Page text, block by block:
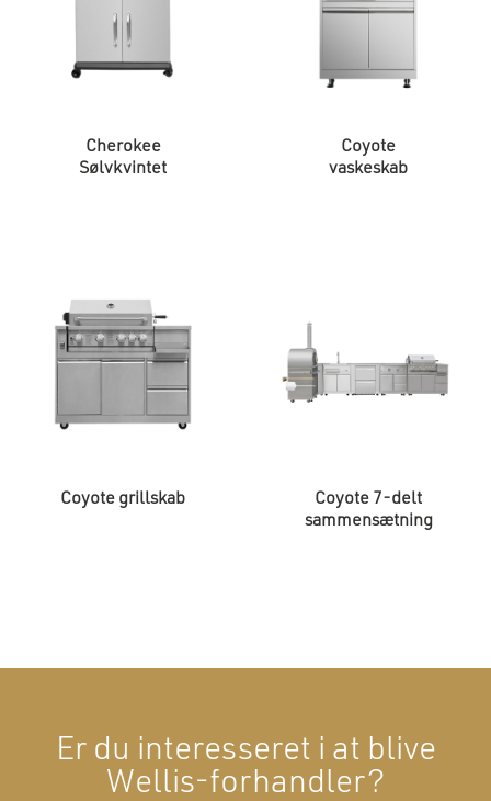
Cherokee
Sølvkvintet
Coyote
vaskeskab
Coyote grillskab
Coyote 7-delt
sammensætning
Er du interesseret i at blive
Wellis-forhandler?